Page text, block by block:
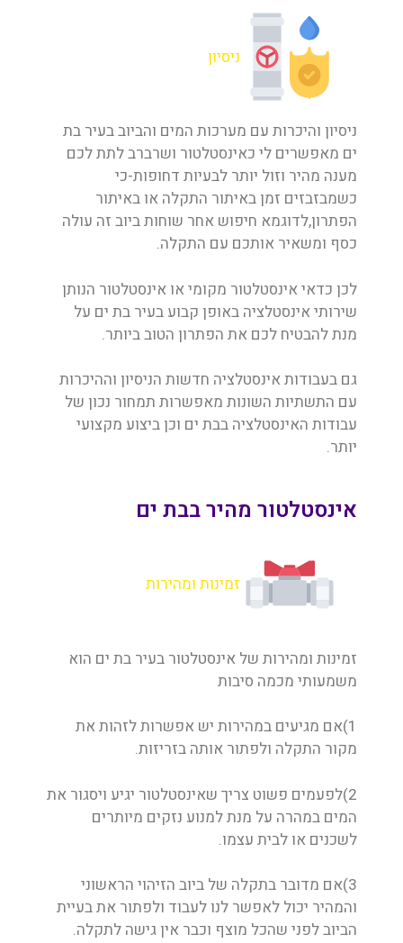
ניסיון
ניסיון והיכרות עם מערכות המים והביוב בעיר בת
ים מאפשרים לי כאינסטלטור ושרברב לתת לכם
מענה מהיר וזול יותר לבעיות דחופות-כי
כשמבזבזים זמן באיתור התקלה או באיתור
הפתרון,לדוגמא חיפוש אחר שוחות ביוב זה עולה
כסף ומשאיר אותכם עם התקלה.
לכן כדאי אינסטלטור מקומי או אינסטלטור הנותן
שירותי אינסטלציה באופן קבוע בעיר בת ים על
מנת להבטיח לכם את הפתרון הטוב ביותר.
גם בעבודות אינסטלציה חדשות הניסיון וההיכרות
עם התשתיות השונות מאפשרות תמחור נכון של
עבודות האינסטלציה בבת ים וכן ביצוע מקצועי
יותר.
אינסטלטור מהיר בבת ים
זמינות ומהירות
זמינות ומהירות של אינסטלטור בעיר בת ים הוא
משמעותי מכמה סיבות
1)אם מגיעים במהירות יש אפשרות לזהות את
מקור התקלה ולפתור אותה בזריזות.
2)לפעמים פשוט צריך שאינסטלטור יגיע ויסגור את
המים במהרה על מנת למנוע נזקים מיותרים
לשכנים או לבית עצמו.
3)אם מדובר בתקלה של ביוב הזיהוי הראשוני
והמהיר יכול לאפשר לנו לעבוד ולפתור את בעיית
הביוב לפני שהכל מוצף וכבר אין גישה לתקלה.